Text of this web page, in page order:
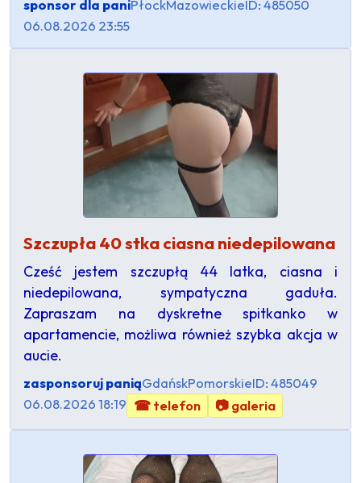
sponsor dla paniPłockMazowieckieID: 485050
06.08.2026 23:55
Szczupła 40 stka ciasna niedepilowana
Cześć jestem szczupłą 44 latka, ciasna i
niedepilowana, sympatyczna gaduła.
Zapraszam na dyskretne spitkanko w
apartamencie, możliwa również szybka akcja w
aucie.
zasponsoruj paniąGdańskPomorskieID: 485049
06.08.2026 18:19 ☎ telefon 📷 galeria